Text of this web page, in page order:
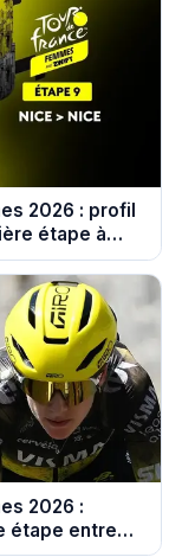
2026 : profil
étape à
2026 :
étape entre